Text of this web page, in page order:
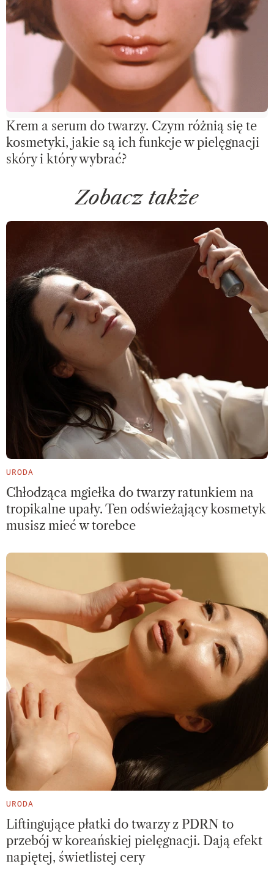
Krem a serum do twarzy. Czym różnią się te
kosmetyki, jakie są ich funkcje w pielęgnacji
skóry i który wybrać?
Zobacz także
URODA
Chłodząca mgiełka do twarzy ratunkiem na
tropikalne upały. Ten odświeżający kosmetyk
musisz mieć w torebce
URODA
Liftingujące płatki do twarzy z PDRN to
przebój w koreańskiej pielęgnacji. Dają efekt
napiętej, świetlistej cery